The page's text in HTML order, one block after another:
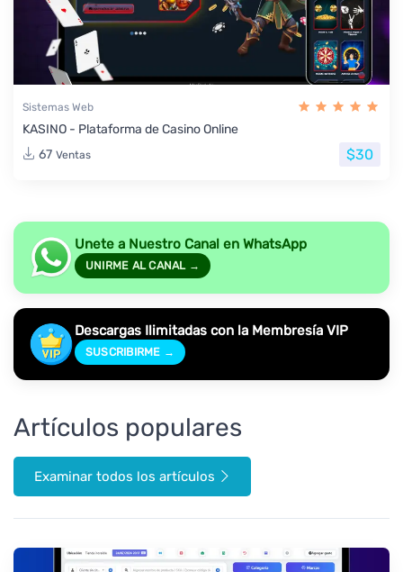
Sistemas Web
KASINO - Plataforma de Casino Online
67 Ventas $30
Unete a Nuestro Canal en WhatsApp
UNIRME AL CANAL →
Descargas Ilimitadas con la Membresía VIP
SUSCRIBIRME →
Artículos populares
Examinar todos los artículos